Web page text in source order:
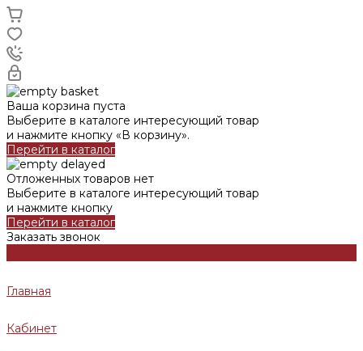
Ваша корзина пуста
Выберите в каталоге интересующий товар
и нажмите кнопку «В корзину».
Перейти в каталог
Отложенных товаров нет
Выберите в каталоге интересующий товар
и нажмите кнопку
Перейти в каталог
Заказать звонок
Главная
Кабинет